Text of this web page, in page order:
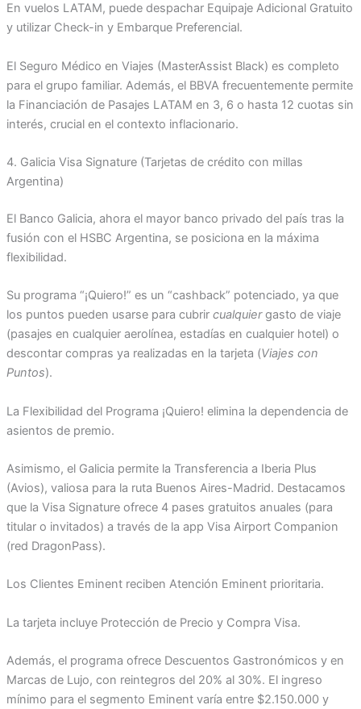
En vuelos LATAM, puede despachar Equipaje Adicional Gratuito
y utilizar Check-in y Embarque Preferencial.
El Seguro Médico en Viajes (MasterAssist Black) es completo
para el grupo familiar. Además, el BBVA frecuentemente permite
la Financiación de Pasajes LATAM en 3, 6 o hasta 12 cuotas sin
interés, crucial en el contexto inflacionario.
4. Galicia Visa Signature (Tarjetas de crédito con millas
Argentina)
El Banco Galicia, ahora el mayor banco privado del país tras la
fusión con el HSBC Argentina, se posiciona en la máxima
flexibilidad.
Su programa “¡Quiero!” es un “cashback” potenciado, ya que
los puntos pueden usarse para cubrir cualquiergasto de viaje
(pasajes en cualquier aerolínea, estadías en cualquier hotel) o
descontar compras ya realizadas en la tarjeta (Viajes con
Puntos).
La Flexibilidad del Programa ¡Quiero! elimina la dependencia de
asientos de premio.
Asimismo, el Galicia permite la Transferencia a Iberia Plus
(Avios), valiosa para la ruta Buenos Aires-Madrid. Destacamos
que la Visa Signature ofrece 4 pases gratuitos anuales (para
titular o invitados) a través de la app Visa Airport Companion
(red DragonPass).
Los Clientes Eminent reciben Atención Eminent prioritaria.
La tarjeta incluye Protección de Precio y Compra Visa.
Además, el programa ofrece Descuentos Gastronómicos y en
Marcas de Lujo, con reintegros del 20% al 30%. El ingreso
mínimo para el segmento Eminent varía entre $2.150.000 y